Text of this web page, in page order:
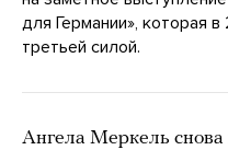
для Германии», которая
третьей силой.
Ангела Меркель